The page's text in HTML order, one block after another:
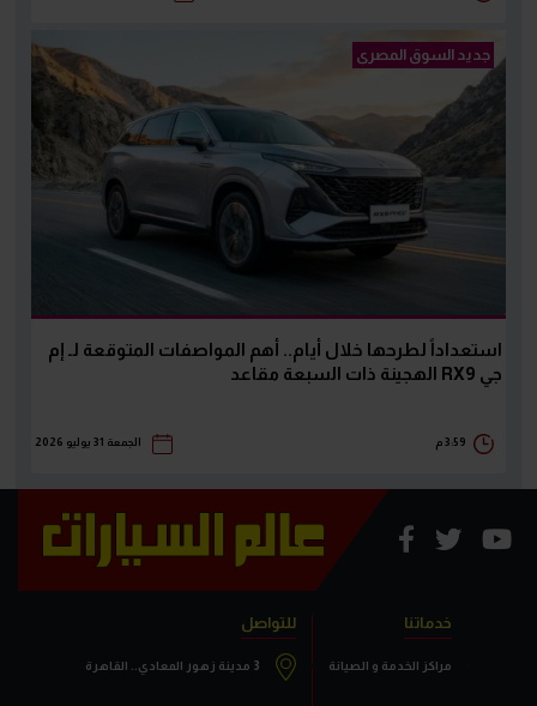
جديد السوق المصرى
استعداداً لطرحها خلال أيام.. أهم المواصفات المتوقعة لـ إم
جي RX9 الهجينة ذات السبعة مقاعد
3:59 م الجمعة 31 يوليو 2026
خدماتنا
مراكز الخدمة و الصيانة
للتواصل
3 مدينة زهور المعادي.. القاهرة